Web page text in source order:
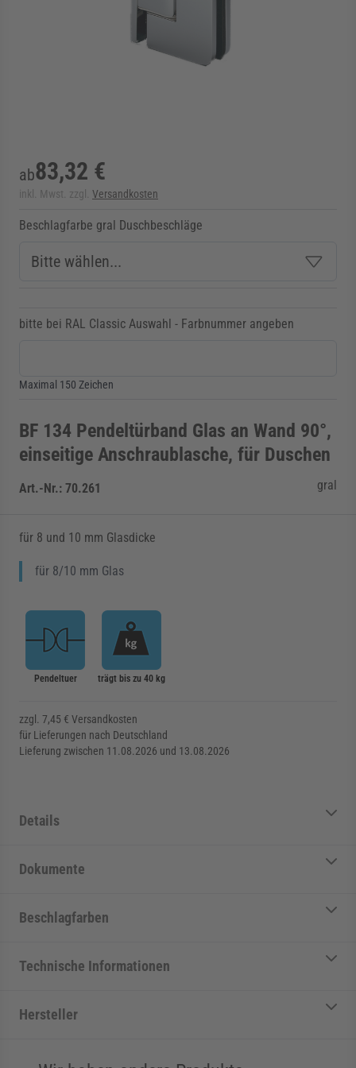
für Kategorie Zargen anzeigen
ab83,32 €
inkl. Mwst. zzgl. Versandkosten
Beschlagfarbe gral Duschbeschläge
bitte bei RAL Classic Auswahl - Farbnummer angeben
Maximal 150 Zeichen
BF 134 Pendeltürband Glas an Wand 90°,
einseitige Anschraublasche, für Duschen
Art.-Nr.: 70.261 gral
für 8 und 10 mm Glasdicke
für 8/10 mm Glas
Pendeltuer trägt bis zu 40 kg
zzgl. 7,45 € Versandkosten
für Lieferungen nach Deutschland
Lieferung zwischen 11.08.2026 und 13.08.2026
Details
Dokumente
Beschlagfarben
Technische Informationen
Hersteller